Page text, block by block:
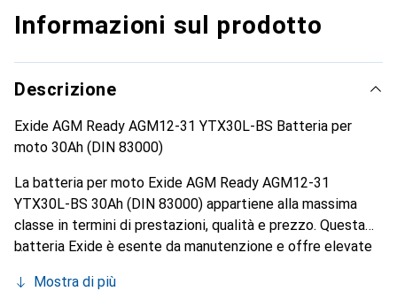
Informazioni sul prodotto
Descrizione
Exide AGM Ready AGM12-31 YTX30L-BS Batteria per
moto 30Ah (DIN 83000)
La batteria per moto Exide AGM Ready AGM12-31
YTX30L-BS 30Ah (DIN 83000) appartiene alla massima
classe in termini di prestazioni, qualità e prezzo. Questa
batteria Exide è esente da manutenzione e offre elevate
inclinata (angolo di inclinazione consentito fino a 45 gradi)
Mostra di più